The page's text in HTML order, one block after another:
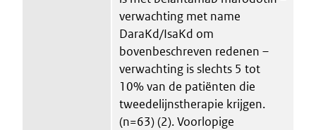
verwachting met name
DaraKd/IsaKd om
bovenbeschreven redenen –
verwachting is slechts 5 tot
10% van de patiënten die
tweedelijnstherapie krijgen.
(n=63) (2). Voorlopige